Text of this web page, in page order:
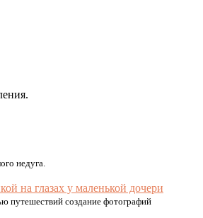
недуга.
на глазах у маленькой дочери
путешествий создание фотографий